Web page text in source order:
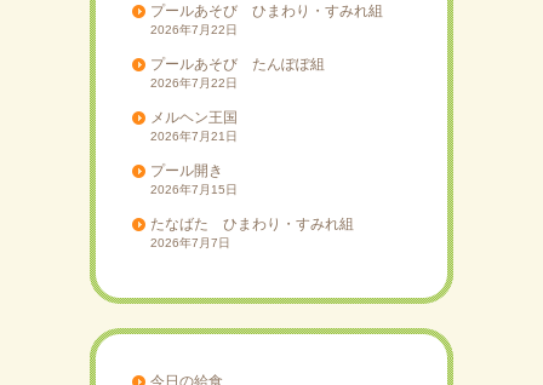
プールあそび ひまわり・すみれ組
2026年7月22日
プールあそび たんぽぽ組
2026年7月22日
メルヘン王国
2026年7月21日
プール開き
2026年7月15日
たなばた ひまわり・すみれ組
2026年7月7日
今日の給食